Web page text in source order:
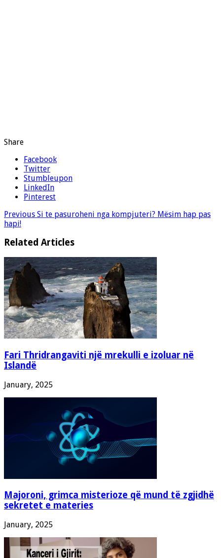
Share
Facebook
Twitter
Stumbleupon
LinkedIn
Pinterest
Previous Si te pasuroheni nga kompjuteri? Mësim hap pas
hapi!
Related Articles
Fari Thridrangaviti një mrekulli e izoluar në
Islandë
January, 2025
Majoroni, grimca misterioze që mund të zgjidhë
sekretet e materies
January, 2025